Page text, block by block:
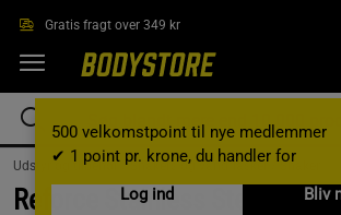
Gratis fragt over 349 kr
500 velkomstpoint til nye medlemmer
✔ 1 point pr. krone, du handler for
Log ind
Bliv
Udstyr og tilbehør /Shakers og vandflasker / Shaker
Reforce Stainless Steel, Grey